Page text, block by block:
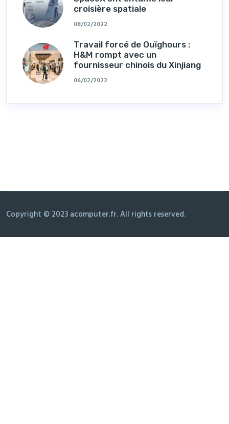
croisière spatiale
08/02/2022
Travail forcé de Ouïghours :
H&M rompt avec un
fournisseur chinois du Xinjiang
06/02/2022
Copyright © 2023 acomputer.fr. All rights reserved.